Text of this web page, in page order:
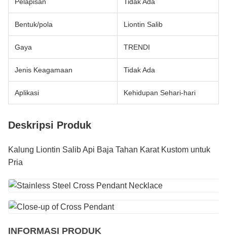
Bentuk/pola Liontin Salib
Gaya TRENDI
Jenis Keagamaan Tidak Ada
Aplikasi Kehidupan Sehari-hari
Deskripsi Produk
Kalung Liontin Salib Api Baja Tahan Karat Kustom untuk
Pria
INFORMASI PRODUK